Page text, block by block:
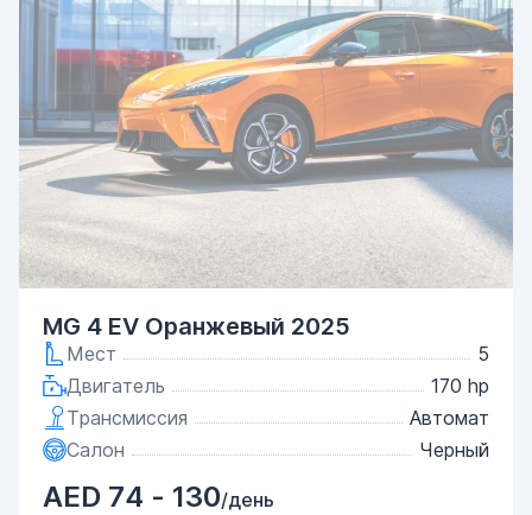
MG 4 EV Оранжевый 2025
Мест
5
Двигатель
170 hp
Трансмиссия
Автомат
Салон
Черный
AED 74 - 130/день